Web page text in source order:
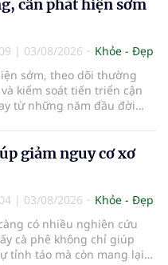
làm sạch và ảnh hưởng
khỏe răng miệng...
cần phát hiện sớm
| 03/08/2026
Khỏe - Đẹp
sớm, theo dõi thường
kiểm soát tiến triển cận
từ những năm đầu đời
cũng là định hướng của
tâm Nhãn nhi và Kiểm soát
vào hoạt động ngày 1/8.
giảm nguy cơ xơ
| 03/08/2026
Khỏe - Đẹp
có nhiều nghiên cứu
cà phê không chỉ giúp
tỉnh táo mà còn mang lại